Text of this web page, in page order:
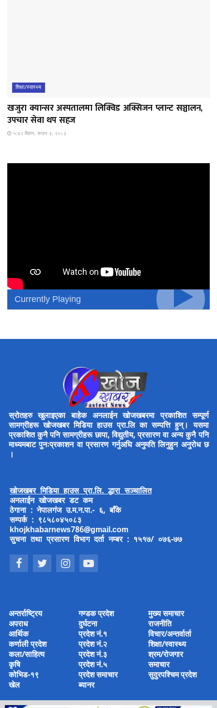
शिक्षा/स्वास्थ्य
खजुरा क्यान्सर अस्पतालमा लिक्विड अक्सिजन प्लान्ट सञ्चालन,
उपचार सेवा थप सहज
५:४२ बिहान, साउन ३, २०८३
Currently Playing
स्रोतहरु खुलाइएका बाहेक अनलाईन खोजखबरमा प्रकाशित सम्पूर्ण
सामग्रीहरू खोजखबर मिडिया हाउस प्रा.लि का सम्पत्ति हुन्। यसमा
प्रकाशित कुनै पनि सामग्रीहरू छापा, विद्युतीय, प्रसारण वा अन्य कुनै पनि
माध्यमबाट पुनःप्रकाशन वा प्रसारण गर्नुअघि अनुमति लिनुहुन अनुरोध छ
।
खोजखबर मिडिया हाउस प्रा.लि. द्धारा सञ्चालित
अनलाईन खोजखबर डट कम
ठेगाना : नेपालगंज उ.म.न.पा.- ६, बाँके
सम्पर्क : ९८५८०४५०८३
khojkhabarnews786@gmail.com
सुचना तथा प्रसारण विभाग दर्ता नम्बर : १५१७/ ०७६-७७
अन्तर्राष्ट्रिय
अपराध
आर्थिक
कर्णाली प्रदेश
कला/साहित्य
कृषि
कोभिड-१९
खेल
गण्डक प्रदेश
दुर्घटना
प्रदेश नं.१
प्रदेश नं.२
प्रदेश नं.३
प्रदेश नं.५
प्रदेश समाचार
ब्यानर
मुख्य समाचार
राजनीति
विचार/अन्तर्वार्ता
शिक्षा/स्वास्थ्य
श्रम/रोजगार
समाचार
सुदुरपश्चिम प्रदेश